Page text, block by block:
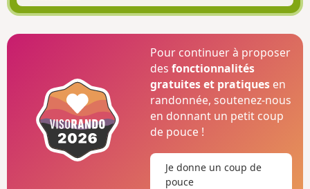
Pour continuer à proposer
desfonctionnalités
gratuites et pratiques en
randonnée, soutenez-nous
en donnant un petit coup
de pouce !
Je donne un coup de
pouce